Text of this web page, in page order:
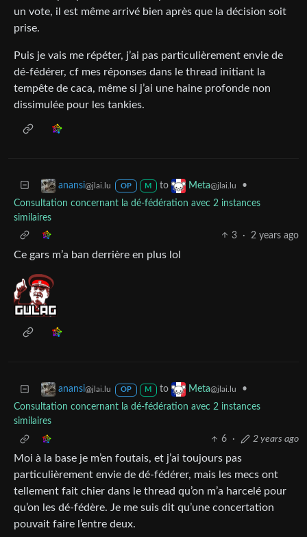
un vote, il est même arrivé bien après que la décision soit
prise.
Puis je vais me répéter, j’ai pas particulièrement envie de
dé-fédérer, cf mes réponses dans le thread initiant la
tempête de caca, même si j’ai une haine profonde non
dissimulée pour les tankies.
anansi@jlai.lu OP M to Meta@jlai.lu
•
Consultation concernant la dé-fédération avec 2 instances
similaires
3
· 2 years ago
Ce gars m’a ban derrière en plus lol
anansi@jlai.lu OP M to Meta@jlai.lu
•
Consultation concernant la dé-fédération avec 2 instances
similaires
6
· 2 years ago
Moi à la base je m’en foutais, et j’ai toujours pas
particulièrement envie de dé-fédérer, mais les mecs ont
tellement fait chier dans le thread qu’on m’a harcelé pour
qu’on les dé-fédère. Je me suis dit qu’une concertation
pouvait faire l’entre deux.